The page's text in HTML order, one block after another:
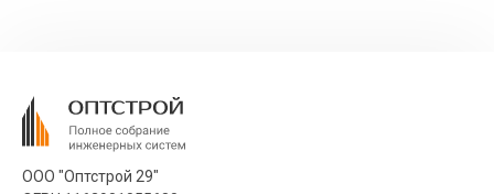
ООО "Оптстрой 29"